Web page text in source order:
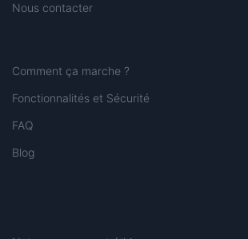
Nous contacter
Comment ça marche ?
Fonctionnalités et Sécurité
FAQ
Blog